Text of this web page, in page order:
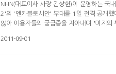
NHN(대표이사 사장 김상헌)이 운영하는 국
2'의 '엔카블로시안' 부대를 1일 전격 공개
않아 이용자들의 궁금증을 자아내며 '미지
전투 목적을 수용할 수 있을 뿐 아니라 소규
2011-09-01